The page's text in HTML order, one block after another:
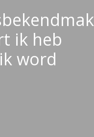
ik heb
word